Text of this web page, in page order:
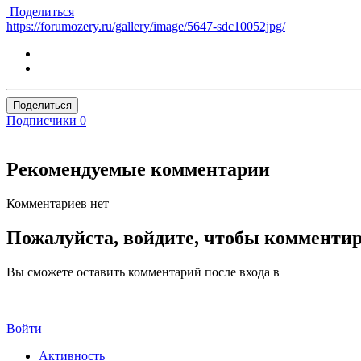
Поделиться
https://forumozery.ru/gallery/image/5647-sdc10052jpg/
Поделиться
Подписчики 0
Рекомендуемые комментарии
Комментариев нет
Пожалуйста, войдите, чтобы
Вы сможете оставить комментарий после входа в
Войти
Активность